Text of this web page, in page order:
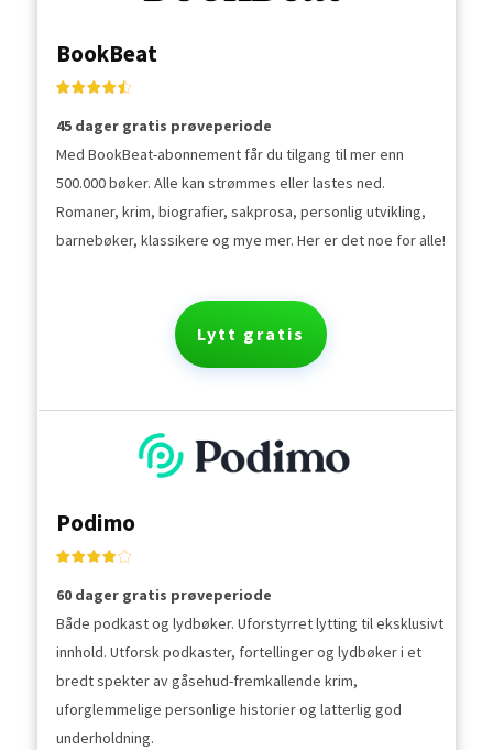
BookBeat
45 dager gratis prøveperiode
Med BookBeat-abonnement får du tilgang til mer enn
500.000 bøker. Alle kan strømmes eller lastes ned.
Romaner, krim, biografier, sakprosa, personlig utvikling,
barnebøker, klassikere og mye mer. Her er det noe for alle!
Lytt gratis
Podimo
60 dager gratis prøveperiode
Både podkast og lydbøker. Uforstyrret lytting til eksklusivt
innhold. Utforsk podkaster, fortellinger og lydbøker i et
bredt spekter av gåsehud-fremkallende krim,
uforglemmelige personlige historier og latterlig god
underholdning.